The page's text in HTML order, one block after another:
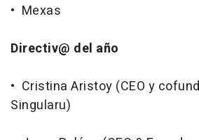
• Mexas
Directiv@ del año
• Cristina Aristoy (CEO y
Singularu)